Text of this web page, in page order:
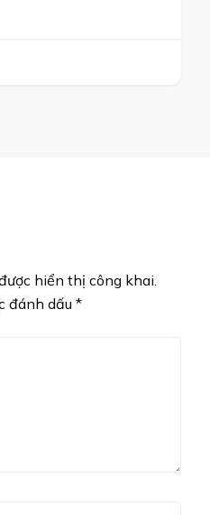
hiển thị công khai.
đánh dấu *